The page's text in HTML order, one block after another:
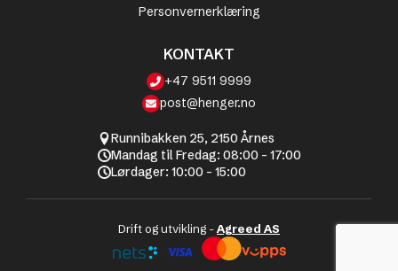
Personvernerklæring
KONTAKT
+47 9511 9999
post@henger.no
Runnibakken 25, 2150 Årnes
Mandag til Fredag: 08:00 - 17:00
Lørdager: 10:00 - 15:00
Drift og utvikling -Agreed AS